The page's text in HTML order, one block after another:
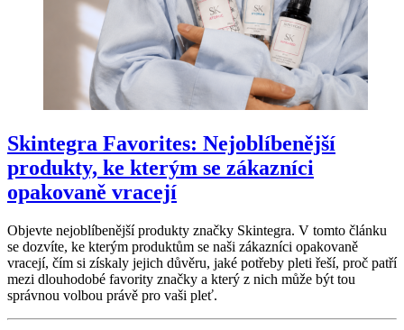
Skintegra Favorites: Nejoblíbenější
produkty, ke kterým se zákazníci
opakovaně vracejí
Objevte nejoblíbenější produkty značky Skintegra. V tomto článku
se dozvíte, ke kterým produktům se naši zákazníci opakovaně
vracejí, čím si získaly jejich důvěru, jaké potřeby pleti řeší, proč patří
mezi dlouhodobé favority značky a který z nich může být tou
správnou volbou právě pro vaši pleť.